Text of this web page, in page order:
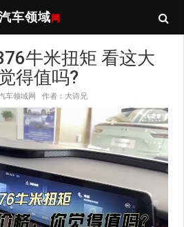
车领域 网
牛米扭矩 看这大
得值吗?
车领域网 作者：大诗兄